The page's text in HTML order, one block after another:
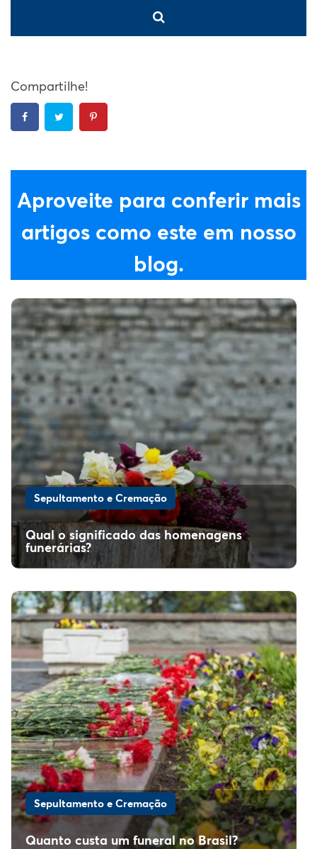
Compartilhe!
Aproveite para conferir mais
artigos como este em nosso
blog.
Sepultamento e Cremação
Qual o significado das homenagens
funerárias?
Sepultamento e Cremação
Quanto custa um funeral no Brasil?